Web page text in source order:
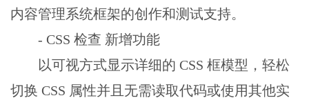
内容管理系统框架的创作和测试支持。
- CSS 检查 新增功能
以可视方式显示详细的 CSS 框模型，轻松
切换 CSS 属性并且无需读取代码或使用其他实